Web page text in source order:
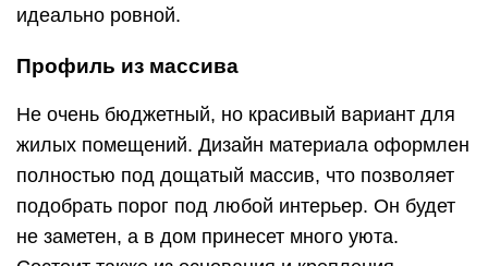
идеально ровной.
Профиль из массива
Не очень бюджетный, но красивый вариант для
жилых помещений. Дизайн материала оформлен
полностью под дощатый массив, что позволяет
подобрать порог под любой интерьер. Он будет
не заметен, а в дом принесет много уюта.